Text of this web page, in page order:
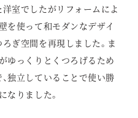
室でしたがリフォームによ
を使って和モダンなデザイ
ぎ空間を再現しました。ま
ゆっくりとくつろげるため
独立していることで使い勝
なりました。